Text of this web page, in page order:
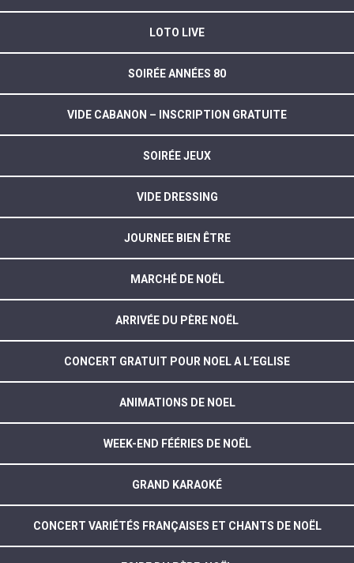
LOTO LIVE
SOIRÉE ANNÉES 80
VIDE CABANON – INSCRIPTION GRATUITE
SOIRÉE JEUX
VIDE DRESSING
JOURNEE BIEN ÊTRE
MARCHÉ DE NOËL
ARRIVÉE DU PÈRE NOËL
CONCERT GRATUIT POUR NOEL A L’EGLISE
ANIMATIONS DE NOEL
WEEK-END FÉÉRIES DE NOËL
GRAND KARAOKÉ
CONCERT VARIÉTÉS FRANÇAISES ET CHANTS DE NOËL